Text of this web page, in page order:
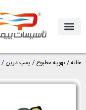
خانه/تهویه مطبوع / پمپ درین /